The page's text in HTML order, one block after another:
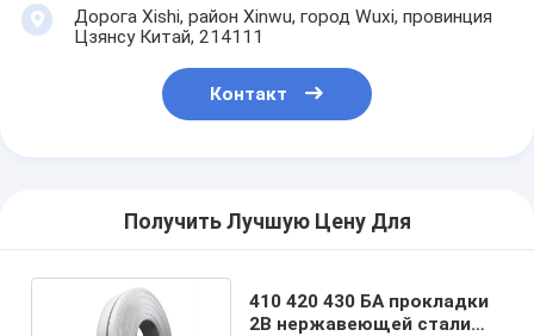
Дорога Xishi, район Xinwu, город Wuxi, провинция
Цзянсу Китай, 214111
Контакт
Получить Лучшую Цену Для
410 420 430 БА прокладки
2B нержавеющей стали